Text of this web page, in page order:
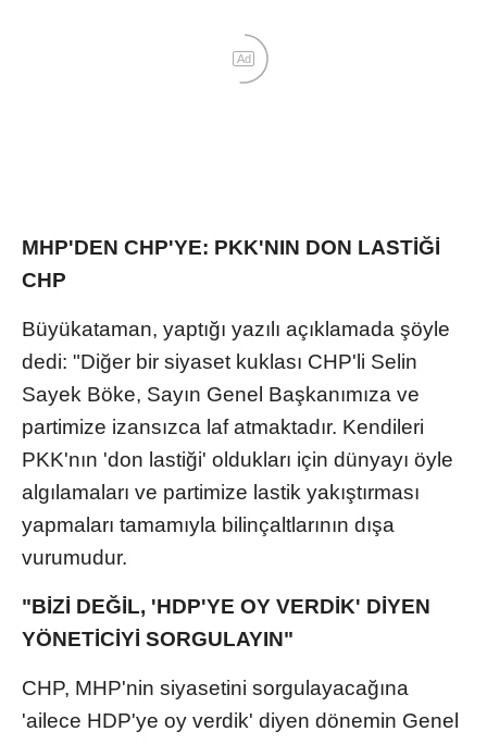
Ad
MHP'DEN CHP'YE: PKK'NIN DON LASTİĞİ
CHP
Büyükataman, yaptığı yazılı açıklamada şöyle
dedi: "Diğer bir siyaset kuklası CHP'li Selin
Sayek Böke, Sayın Genel Başkanımıza ve
partimize izansızca laf atmaktadır. Kendileri
PKK'nın 'don lastiği' oldukları için dünyayı öyle
algılamaları ve partimize lastik yakıştırması
yapmaları tamamıyla bilinçaltlarının dışa
vurumudur.
"BİZİ DEĞİL, 'HDP'YE OY VERDİK' DİYEN
YÖNETİCİYİ SORGULAYIN"
CHP, MHP'nin siyasetini sorgulayacağına
'ailece HDP'ye oy verdik' diyen dönemin Genel